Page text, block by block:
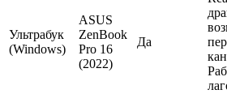
Ультрабук
(Windows)
ASUS
ZenBook
Pro 16
(2022)
Да